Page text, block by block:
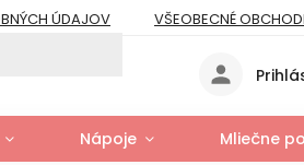
ÚDAJOV
VŠEOBECNÉ
SÚBOROV COOKIES
Nápoje Mliečne